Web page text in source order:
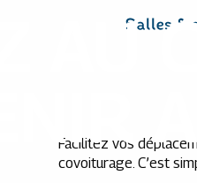
AU
Facilitez vos
covoiturage. C’est